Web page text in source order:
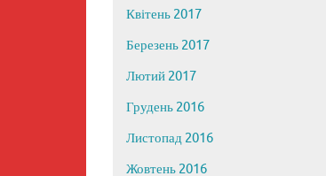
Квітень 2017
Березень 2017
Лютий 2017
Грудень 2016
Листопад 2016
Жовтень 2016